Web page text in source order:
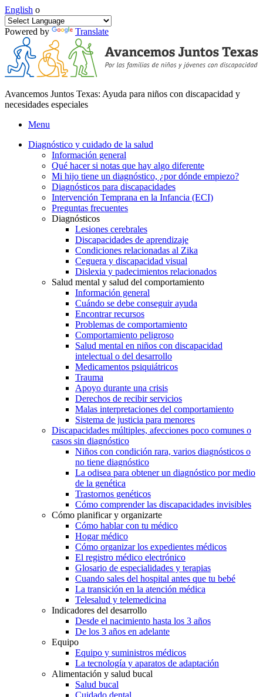
English o
Powered by Translate
Avancemos Juntos Texas: Ayuda para niños con discapacidad y
necesidades especiales
Menu
Diagnóstico y cuidado de la salud
Información general
Qué hacer si notas que hay algo diferente
Mi hijo tiene un diagnóstico, ¿por dónde empiezo?
Diagnósticos para discapacidades
Intervención Temprana en la Infancia (ECI)
Preguntas frecuentes
Diagnósticos
Lesiones cerebrales
Discapacidades de aprendizaje
Condiciones relacionadas al Zika
Ceguera y discapacidad visual
Dislexia y padecimientos relacionados
Salud mental y salud del comportamiento
Información general
Cuándo se debe conseguir ayuda
Encontrar recursos
Problemas de comportamiento
Comportamiento peligroso
Salud mental en niños con discapacidad
intelectual o del desarrollo
Medicamentos psiquiátricos
Trauma
Apoyo durante una crisis
Derechos de recibir servicios
Malas interpretaciones del comportamiento
Sistema de justicia para menores
Discapacidades múltiples, afecciones poco comunes o
casos sin diagnóstico
Niños con condición rara, varios diagnósticos o
no tiene diagnóstico
La odisea para obtener un diagnóstico por medio
de la genética
Trastornos genéticos
Cómo comprender las discapacidades invisibles
Cómo planificar y organizarte
Cómo hablar con tu médico
Hogar médico
Cómo organizar los expedientes médicos
El registro médico electrónico
Glosario de especialidades y terapias
Cuando sales del hospital antes que tu bebé
La transición en la atención médica
Telesalud y telemedicina
Indicadores del desarrollo
Desde el nacimiento hasta los 3 años
De los 3 años en adelante
Equipo
Equipo y suministros médicos
La tecnología y aparatos de adaptación
Alimentación y salud bucal
Salud bucal
Cuidado dental